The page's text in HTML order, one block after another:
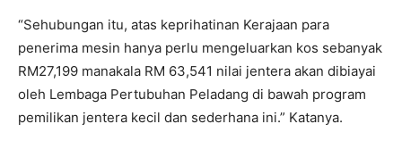
“Sehubungan itu, atas keprihatinan Kerajaan para
penerima mesin hanya perlu mengeluarkan kos sebanyak
RM27,199 manakala RM 63,541 nilai jentera akan dibiayai
oleh Lembaga Pertubuhan Peladang di bawah program
pemilikan jentera kecil dan sederhana ini.” Katanya.